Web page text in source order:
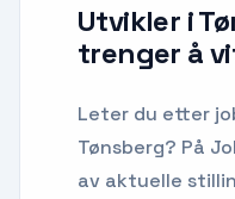
Utvikler i
trenger å
Leter du etter
Tønsberg? På
av aktuelle